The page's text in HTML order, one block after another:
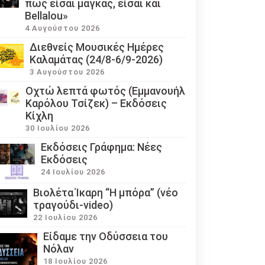
πως είσαι μάγκας, είσαι και
Bellalou»
4 Αυγούστου 2026
Διεθνείς Μουσικές Ημέρες
Καλαμάτας (24/8-6/9-2026)
3 Αυγούστου 2026
Οχτώ λεπτά φωτός (Εμμανουήλ
Καρόλου Τσίζεκ) – Εκδόσεις
Κίχλη
30 Ιουλίου 2026
Εκδόσεις Γράφημα: Νέες
Εκδόσεις
24 Ιουλίου 2026
Βιολέτα Ίκαρη “Η μπόρα” (νέο
τραγούδι-video)
22 Ιουλίου 2026
Eίδαμε την Οδύσσεια του
Νόλαν
18 Ιουλίου 2026